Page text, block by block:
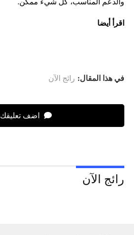
والدعم المناسب، كل شيء ممكن.
اقرأ أيضا
في هذا المقال: رائج الآن
اضف تعليقك
رائج الآن